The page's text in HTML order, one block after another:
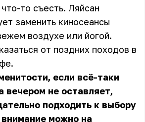
то съесть. Ляйсан
заменить киносеансы
воздухе или йогой.
от поздних походов в
если всё-таки
вечером не оставляет,
подходить к выбору
можно на